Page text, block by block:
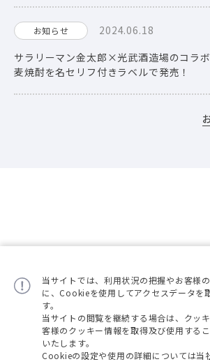
お知らせ
2024.06.18
サラリーマン金太郎×光武酒造場のコラボ
麦焼酎を名セリフ付きラベルで発売！
会社概要
当サイトでは、利用状況の把握やお客様
に、Cookieを使用してアクセスデータを
す。
当サイトの閲覧を継続する場合は、クッ
客様のクッキー情報を取得及び使用する
いたします。
Cookieの設定や使用の詳細については当